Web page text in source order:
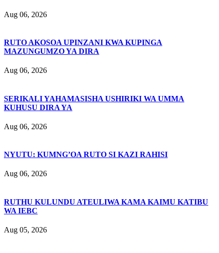
Aug 06, 2026
RUTO AKOSOA UPINZANI KWA KUPINGA
MAZUNGUMZO YA DIRA
Aug 06, 2026
SERIKALI YAHAMASISHA USHIRIKI WA UMMA
KUHUSU DIRA YA
Aug 06, 2026
NYUTU: KUMNG’OA RUTO SI KAZI RAHISI
Aug 06, 2026
RUTHU KULUNDU ATEULIWA KAMA KAIMU KATIBU
WA IEBC
Aug 05, 2026